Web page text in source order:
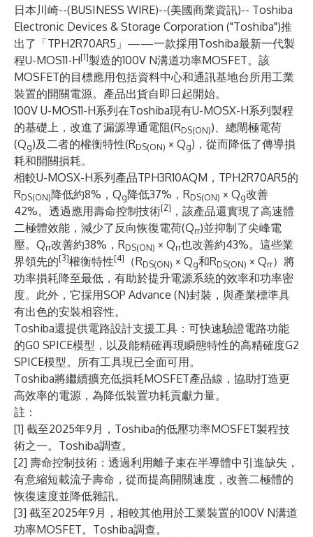
日本川崎--(BUSINESS WIRE)--(美國商業資訊)-- Toshiba
Electronic Devices & Storage Corporation ("Toshiba")推
出了「TPH2R70AR5 」——一款採用Toshiba最新一代製
程U-MOS11-H[1]製造的100V N溝道功率MOSFET。該
MOSFET的目標應用包括資料中心和通訊基地台所用工業
裝置的開關電源。產品出貨自即日起開始。
100V U-MOS11-H系列在Toshiba現有U-MOSX-H系列製程
的基礎上，改進了漏源導通電阻(RDS(ON))、總閘極電荷
(Qg)及二者的權衡特性(RDS(ON) × Qg)，從而降低了傳導損
耗和開關損耗。
相較U-MOSX-H系列產品TPH3R10AQM，TPH2R70AR5的
RDS(ON)降低約8%，Qg降低37%，RDS(ON) × Qg改善
42%。透過應用壽命控制技術[2] ，該產品還實現了高速體
二極體效能，減少了反向恢復電荷(Qrr)並抑制了尖峰電
壓。Qrr改善約38%，RDS(ON) × Qrr也改善約43%。這些業
界領先的[3]權衡特性[4] （RDS(ON) × Qg和RDS(ON) × Qrr）將
功率損耗降至最低，有助於提升電源系統的效率和功率密
度。此外，它採用SOP Advance (N)封裝，與產業標準具
有出色的安裝相容性。
Toshiba還提供電路設計支援工具：可快速驗證電路功能
的G0 SPICE模型，以及能精確再現瞬態特性的高精確度G2
SPICE模型。所有工具現已全面可用。
Toshiba將繼續擴充低損耗MOSFET產品線，協助打造更
高效率的電源，為降低裝置功耗貢獻力量。
註：
[1] 截至2025年9月，Toshiba的低壓功率MOSFET製程技
術之一。Toshiba調查。
[2] 壽命控制技術：透過利用離子束在半導體中引進缺失，
有意縮短載流子壽命，從而提高開關速度，改善二極體的
恢復速度並降低雜訊。
[3] 截至2025年9月，相較其他用於工業裝置的100V N溝道
功率MOSFET。Toshiba調查。